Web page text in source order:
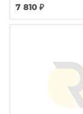
Подбор,
7 810 ₽